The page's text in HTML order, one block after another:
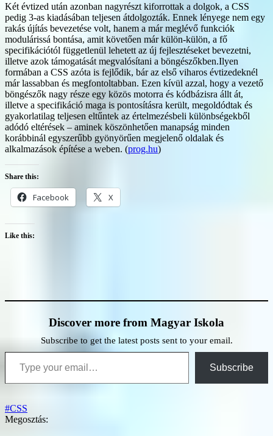
Két évtized után azonban nagyrészt kiforrottak a dolgok, a CSS
pedig 3-as kiadásában teljesen átdolgozták. Ennek lényege nem egy
rakás újítás bevezetése volt, hanem a már meglévő funkciók
modulárissá bontása, amit követően már külön-külön, a fő
specifikációtól függetlenül lehetett az új fejlesztéseket bevezetni,
illetve azok támogatását megvalósítani a böngészőkben.Ilyen
formában a CSS azóta is fejlődik, bár az első viharos évtizedeknél
már lassabban és megfontoltabban. Ezen kívül azzal, hogy a vezető
böngészők nagy része egy közös motorra és kódbázisra állt át,
illetve a specifikáció maga is pontosításra került, megoldódtak és
gyakorlatilag teljesen eltűntek az értelmezésbeli különbségekből
adódó eltérések – aminek köszönhetően manapság minden
korábbinál egyszerűbb gyönyörűen megjelenő oldalak és
alkalmazások építése a weben. (prog.hu)
Share this:
Facebook X
Like this:
Discover more from Magyar Iskola
Subscribe to get the latest posts sent to your email.
Type your email…
Subscribe
#CSS
Megosztás: